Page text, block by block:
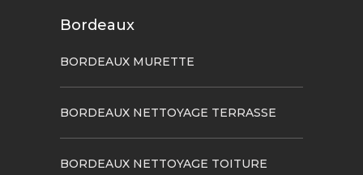
Bordeaux
BORDEAUX MURETTE
BORDEAUX NETTOYAGE TERRASSE
BORDEAUX NETTOYAGE TOITURE